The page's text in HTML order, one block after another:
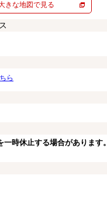
きな地図で見る
ら
時休止する場合があります。